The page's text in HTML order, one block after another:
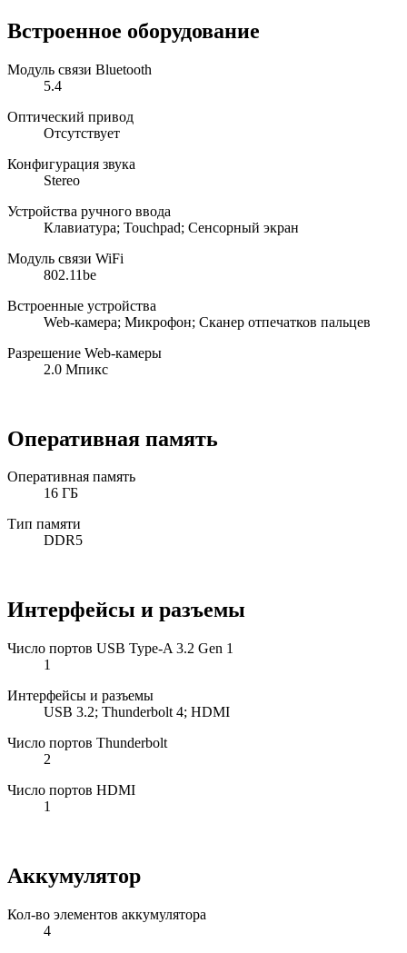
Встроенное оборудование
Модуль связи Bluetooth
5.4
Оптический привод
Отсутствует
Конфигурация звука
Stereo
Устройства ручного ввода
Клавиатура; Touchpad; Сенсорный экран
Модуль связи WiFi
802.11be
Встроенные устройства
Web-камера; Микрофон; Сканер отпечатков пальцев
Разрешение Web-камеры
2.0 Мпикс
Оперативная память
Оперативная память
16 ГБ
Тип памяти
DDR5
Интерфейсы и разъемы
Число портов USB Type-A 3.2 Gen 1
1
Интерфейсы и разъемы
USB 3.2; Thunderbolt 4; HDMI
Число портов Thunderbolt
2
Число портов HDMI
1
Аккумулятор
Кол-во элементов аккумулятора
4